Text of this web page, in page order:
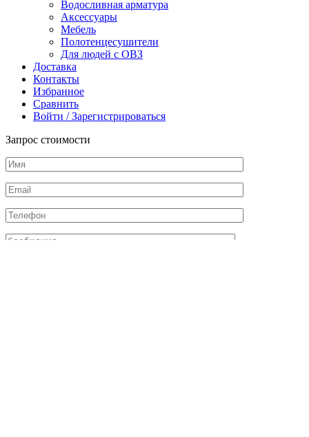
унитаза
STS05BI
Водосливная арматура
Аксессуары
Мебель
Полотенцесушители
Для людей с ОВЗ
Доставка
Контакты
Избранное
Сравнить
Войти / Зарегистрироваться
Запрос стоимости